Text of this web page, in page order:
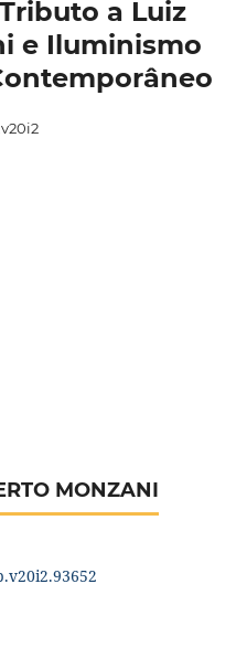
a Luiz
e Iluminismo
MONZANI